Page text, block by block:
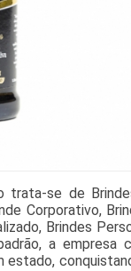
trata-se de
Corporativo,
Brindes
a empresa
estado,